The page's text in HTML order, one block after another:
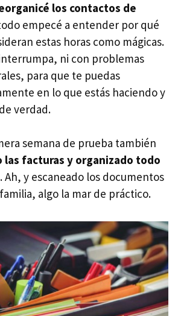
los contactos de
empecé a entender por qué
estas horas como mágicas.
ni con problemas
para que te puedas
en lo que estás haciendo y
verdad.
semana de prueba también
las facturas y organizado todo
Ah, y escaneado los documentos
algo la mar de práctico.